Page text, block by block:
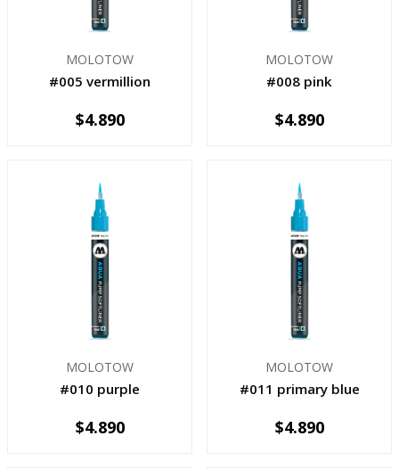
MOLOTOW
#005 vermillion
+
$4.890
MOLOTOW
#008 pink
+
$4.890
MOLOTOW
#010 purple
+
$4.890
MOLOTOW
#011 primary blue
+
$4.890